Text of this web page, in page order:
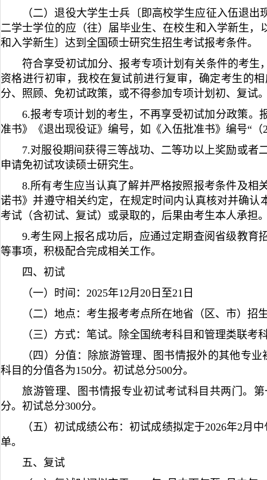
（二）退役大学生士兵〔即高校学生应征入伍退
二学士学位的应（往）届毕业生、在校生和入学新生
和入学新生〕达到全国硕士研究生招生考试报考条件。
符合享受初试加分、报考专项计划有关条件的考
资格进行初审，我校在复试前进行复审，确定考生的
分、照顾、免初试政策，或不得参加专项计划初、复试
6.报考专项计划的考生，不再享受初试加分政策。
准书》《退出现役证》编号，如《入伍批准书》编号“
7.对服役期间获得三等战功、二等功以上奖励或
申请免初试攻读硕士研究生。
8.所有考生应当认真了解并严格按照报考条件及相
诺书》并遵守相关约定，在规定时间内认真核对并确
考试（含初试、复试）或录取的，后果由考生本人承担
9.考生网上报名成功后，应通过定期查阅省级教育
等事项，积极配合完成相关工作。
四、初试
（一）时间： 2025年12月20日至21日
（二）地点：考生报考考点所在地省（区、市）招
（三）方式：笔试。除全国统考科目和管理类联考
（四）分值：除旅游管理、图书情报外的其他专
科目的分值各为150分。初试总分500分。
旅游管理、图书情报专业初试考试科目共两门。
分。初试总分300分。
（五）初试成绩公布：初试成绩拟定于2026年2月
单。
五、复试